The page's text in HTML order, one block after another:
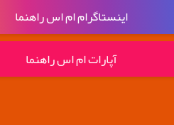
اینستاگرام ام اس راهنما
آپارات ام اس راهنما